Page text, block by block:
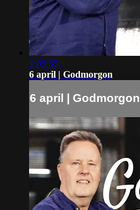
1:03:55
6 april | Godmorgon
6 april | Godmorgon